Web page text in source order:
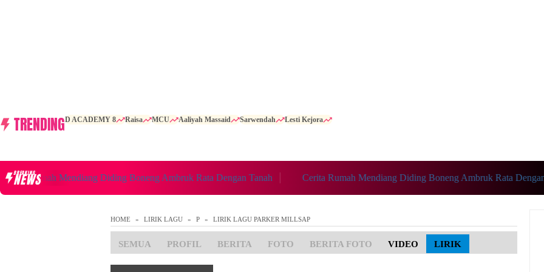
TRENDINGD ACADEMY 8 Raisa MCU Aaliyah Massaid Sarwendah Lesti Kejora
BREAKING
NEWS
Rumah Mendiang Diding Boneng Ambruk Rata Dengan Tanah Cerita Rumah Mendiang Diding Boneng Ambruk Rata Dengan
HOME LIRIK LAGU P LIRIK LAGU PARKER MILLSAP
SEMUA PROFIL BERITA FOTO BERITA FOTO VIDEO LIRIK